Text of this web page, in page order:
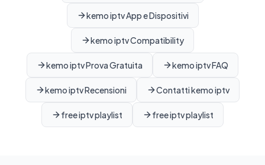
kemo iptv App e Dispositivi
kemo iptv Compatibility
kemo iptv Prova Gratuita kemo iptv FAQ
kemo iptv Recensioni Contatti kemo iptv
free iptv playlist free iptv playlist